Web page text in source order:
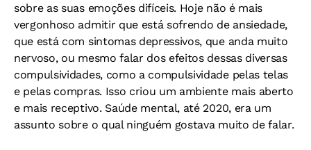
sobre as suas emoções difíceis. Hoje não é mais
vergonhoso admitir que está sofrendo de ansiedade,
que está com sintomas depressivos, que anda muito
nervoso, ou mesmo falar dos efeitos dessas diversas
compulsividades, como a compulsividade pelas telas
e pelas compras. Isso criou um ambiente mais aberto
e mais receptivo. Saúde mental, até 2020, era um
assunto sobre o qual ninguém gostava muito de falar.